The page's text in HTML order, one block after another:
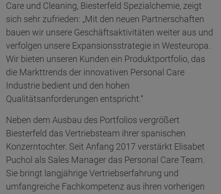
Care und Cleaning, Biesterfeld Spezialchemie, zeigt
sich sehr zufrieden: „Mit den neuen Partnerschaften
bauen wir unsere Geschäftsaktivitäten weiter aus und
verfolgen unsere Expansionsstrategie in Westeuropa.
Wir bieten unseren Kunden ein Produktportfolio, das
die Markttrends der innovativen Personal Care
Industrie bedient und den hohen
Qualitätsanforderungen entspricht.“
Neben dem Ausbau des Portfolios vergrößert
Biesterfeld das Vertriebsteam ihrer spanischen
Konzerntochter. Seit Anfang 2017 verstärkt Elisabet
Puchol als Sales Manager das Personal Care Team.
Sie bringt langjährige Vertriebserfahrung und
umfangreiche Fachkompetenz aus ihren vorherigen